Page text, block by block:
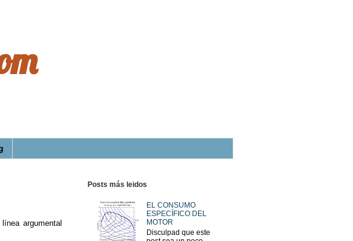
argumental
Posts más leidos
EL CONSUMO
ESPECÍFICO DEL
MOTOR
Disculpad que este